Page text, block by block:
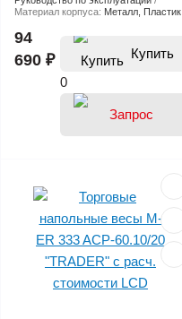
Материал корпуса: Металл, Пластик
94
690 ₽
Купить
0